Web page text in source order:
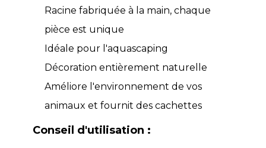
Racine fabriquée à la main, chaque
pièce est unique
Idéale pour l'aquascaping
Décoration entièrement naturelle
Améliore l'environnement de vos
animaux et fournit des cachettes
Conseil d'utilisation :